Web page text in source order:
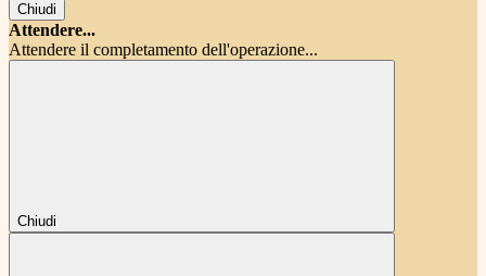
Chiudi
Attendere...
Attendere il completamento dell'operazione...
Chiudi